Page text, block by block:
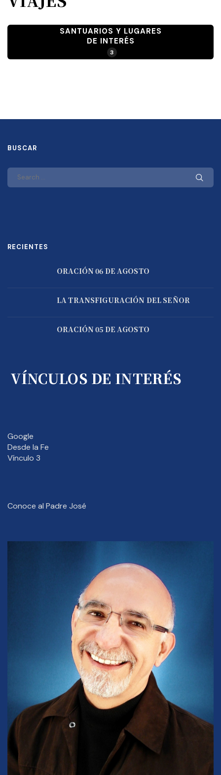
SANTUARIOS Y LUGARES
DE INTERÉS
3
BUSCAR
RECIENTES
ORACIÓN 06 DE AGOSTO
LA TRANSFIGURACIÓN DEL SEÑOR
ORACIÓN 05 DE AGOSTO
VÍNCULOS DE INTERÉS
Google
Desde la Fe
Vínculo 3
Conoce al Padre José